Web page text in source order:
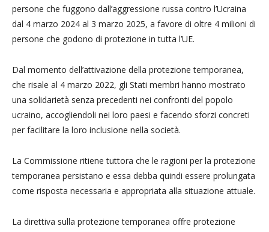
persone che fuggono dall’aggressione russa contro l’Ucraina
dal 4 marzo 2024 al 3 marzo 2025, a favore di oltre 4 milioni di
persone che godono di protezione in tutta l’UE.
Dal momento dell’attivazione della protezione temporanea,
che risale al 4 marzo 2022, gli Stati membri hanno mostrato
una solidarietà senza precedenti nei confronti del popolo
ucraino, accogliendoli nei loro paesi e facendo sforzi concreti
per facilitare la loro inclusione nella società.
La Commissione ritiene tuttora che le ragioni per la protezione
temporanea persistano e essa debba quindi essere prolungata
come risposta necessaria e appropriata alla situazione attuale.
La direttiva sulla protezione temporanea offre protezione